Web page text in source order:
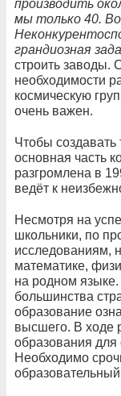
производить
мы только 40.
грандиозная
строить заводы.
необходимости
космическую
очень важен.
Чтобы создавать
основная часть
разгромлена в
ведёт к
Несмотря на
школьники, по
исследованиям,
математике,
на родном
большинства
образование
высшего. В ходе
образования для
Необходимо